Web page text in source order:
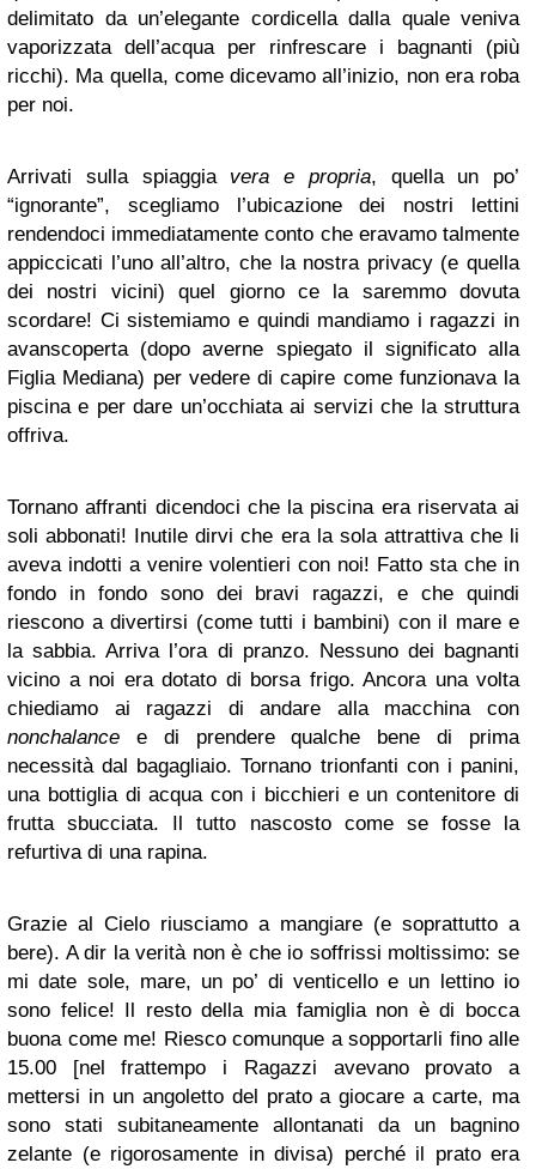
delimitato da un’elegante cordicella dalla quale veniva
vaporizzata dell’acqua per rinfrescare i bagnanti (più
ricchi). Ma quella, come dicevamo all’inizio, non era roba
per noi.
Arrivati sulla spiaggia vera e propria, quella un po’
“ignorante”, scegliamo l’ubicazione dei nostri lettini
rendendoci immediatamente conto che eravamo talmente
appiccicati l’uno all’altro, che la nostra privacy (e quella
dei nostri vicini) quel giorno ce la saremmo dovuta
scordare! Ci sistemiamo e quindi mandiamo i ragazzi in
avanscoperta (dopo averne spiegato il significato alla
Figlia Mediana) per vedere di capire come funzionava la
piscina e per dare un’occhiata ai servizi che la struttura
offriva.
Tornano affranti dicendoci che la piscina era riservata ai
soli abbonati! Inutile dirvi che era la sola attrattiva che li
aveva indotti a venire volentieri con noi! Fatto sta che in
fondo in fondo sono dei bravi ragazzi, e che quindi
riescono a divertirsi (come tutti i bambini) con il mare e
la sabbia. Arriva l’ora di pranzo. Nessuno dei bagnanti
vicino a noi era dotato di borsa frigo. Ancora una volta
chiediamo ai ragazzi di andare alla macchina con
nonchalance e di prendere qualche bene di prima
necessità dal bagagliaio. Tornano trionfanti con i panini,
una bottiglia di acqua con i bicchieri e un contenitore di
frutta sbucciata. Il tutto nascosto come se fosse la
refurtiva di una rapina.
Grazie al Cielo riusciamo a mangiare (e soprattutto a
bere). A dir la verità non è che io soffrissi moltissimo: se
mi date sole, mare, un po’ di venticello e un lettino io
sono felice! Il resto della mia famiglia non è di bocca
buona come me! Riesco comunque a sopportarli fino alle
15.00 [nel frattempo i Ragazzi avevano provato a
mettersi in un angoletto del prato a giocare a carte, ma
sono stati subitaneamente allontanati da un bagnino
zelante (e rigorosamente in divisa) perché il prato era